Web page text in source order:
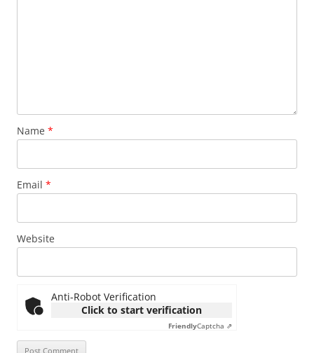
Name *
Email *
Website
Anti-Robot Verification
Click to start verification
FriendlyCaptcha ⇗